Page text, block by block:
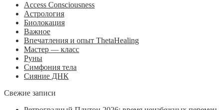
Access Consciousness
Астрология
Биолокация
Важное
Впечатления и опыт ThetaHealing
Мастер — класс
Руны
Симфония тела
Сияние ДНК
Свежие записи